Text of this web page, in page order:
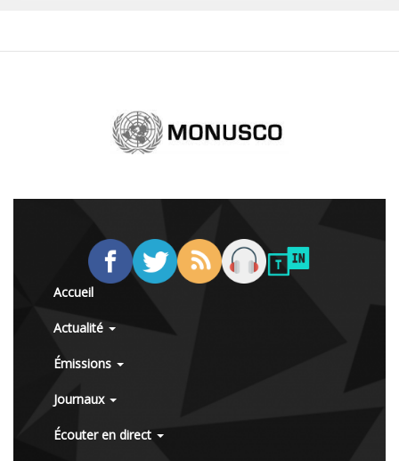
Accueil
Actualité
Émissions
Journaux
Écouter en direct